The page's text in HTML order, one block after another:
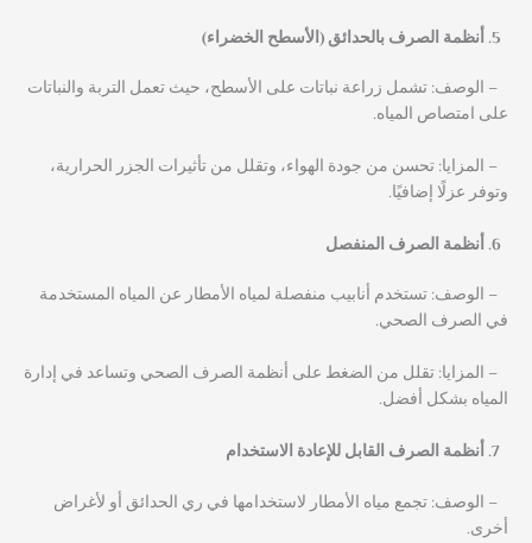
أنظمة الصرف بالحدائق (الأسطح الخضراء)
– الوصف: تشمل زراعة نباتات على الأسطح، حيث تعمل التربة والنباتات
على امتصاص المياه.
– المزايا: تحسن من جودة الهواء، وتقلل من تأثيرات الجزر الحرارية،
وتوفر عزلًا إضافيًا.
أنظمة الصرف المنفصل
– الوصف: تستخدم أنابيب منفصلة لمياه الأمطار عن المياه المستخدمة
في الصرف الصحي.
– المزايا: تقلل من الضغط على أنظمة الصرف الصحي وتساعد في إدارة
المياه بشكل أفضل.
أنظمة الصرف القابل للإعادة الاستخدام
– الوصف: تجمع مياه الأمطار لاستخدامها في ري الحدائق أو لأغراض
أخرى.